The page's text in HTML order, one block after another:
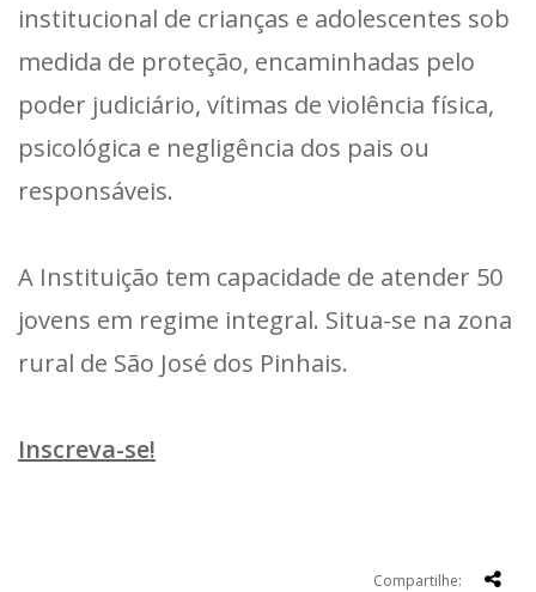
institucional de crianças e adolescentes sob
medida de proteção, encaminhadas pelo
poder judiciário, vítimas de violência física,
psicológica e negligência dos pais ou
responsáveis.
A Instituição tem capacidade de atender 50
jovens em regime integral. Situa-se na zona
rural de São José dos Pinhais.
Inscreva-se!
Compartilhe: